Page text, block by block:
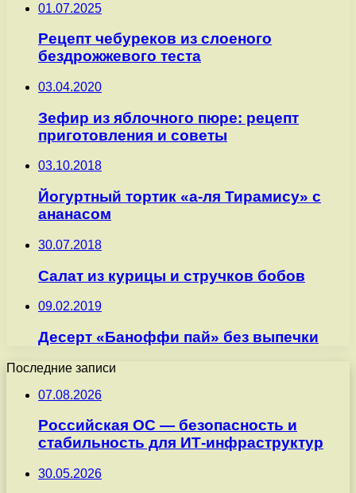
01.07.2025
Рецепт чебуреков из слоеного
бездрожжевого теста
03.04.2020
Зефир из яблочного пюре: рецепт
приготовления и советы
03.10.2018
Йогуртный тортик «а-ля Тирамису» с
ананасом
30.07.2018
Салат из курицы и стручков бобов
09.02.2019
Десерт «Баноффи пай» без выпечки
Последние записи
07.08.2026
Российская ОС — безопасность и
стабильность для ИТ-инфраструктур
30.05.2026